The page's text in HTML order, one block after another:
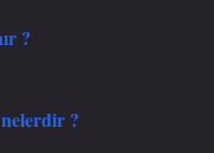
?
?